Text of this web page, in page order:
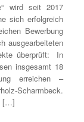
wird seit 2017
sich erfolgreich
Bewerbung
ausgearbeiteten
überprüft: In
insgesamt 18
erreichen –
Scharmbeck.
[…]